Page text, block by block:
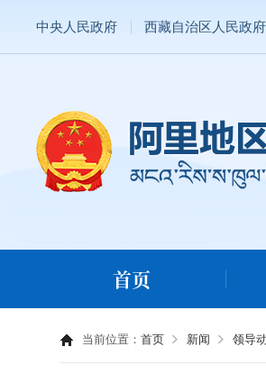
中央人民政府 西藏自治区人民政府
首页
当前位置：首页 新闻 领导